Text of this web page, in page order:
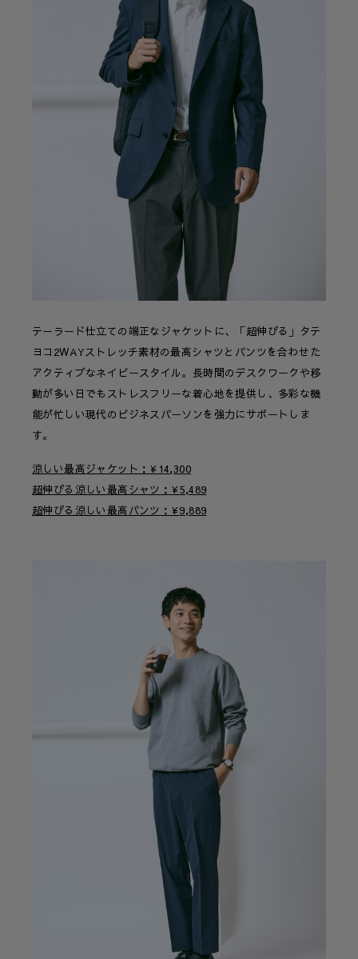
テーラード仕立ての端正なジャケットに、「超伸びる」タテ
ヨコ2WAYストレッチ素材の最高シャツとパンツを合わせた
アクティブなネイビースタイル。長時間のデスクワークや移
動が多い日でもストレスフリーな着心地を提供し、多彩な機
能が忙しい現代のビジネスパーソンを強力にサポートしま
す。
涼しい最高ジャケット ¥14,300
超伸びる涼しい最高シャツ
¥5,489
超伸びる涼しい最高パンツ
¥9,889